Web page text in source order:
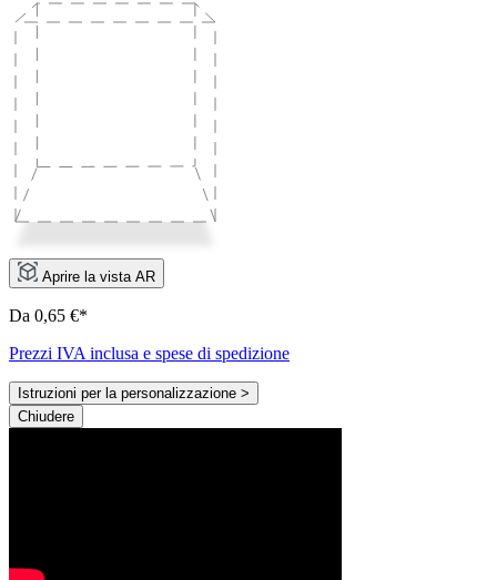
Aprire la vista AR
Da 0,65 €*
Prezzi IVA inclusa e spese di spedizione
Istruzioni per la personalizzazione >
Chiudere